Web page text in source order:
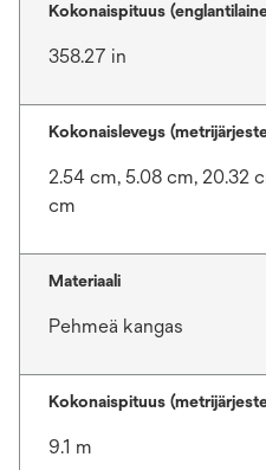
Kokonaispituus
358.27 in
Kokonaisleveys
2.54 cm, 5.08 cm, 20.32
cm
Materiaali
Pehmeä kangas
Kokonaispituus
9.1 m